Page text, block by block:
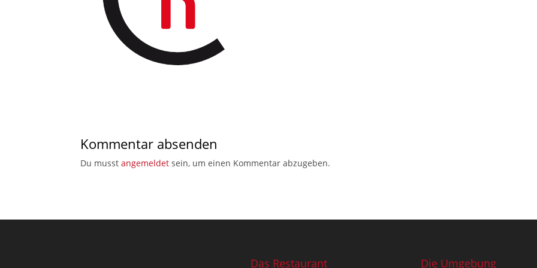
Kommentar absenden
Du musstangemeldet sein, um einen Kommentar abzugeben.
Das Restaurant Die Umgebung